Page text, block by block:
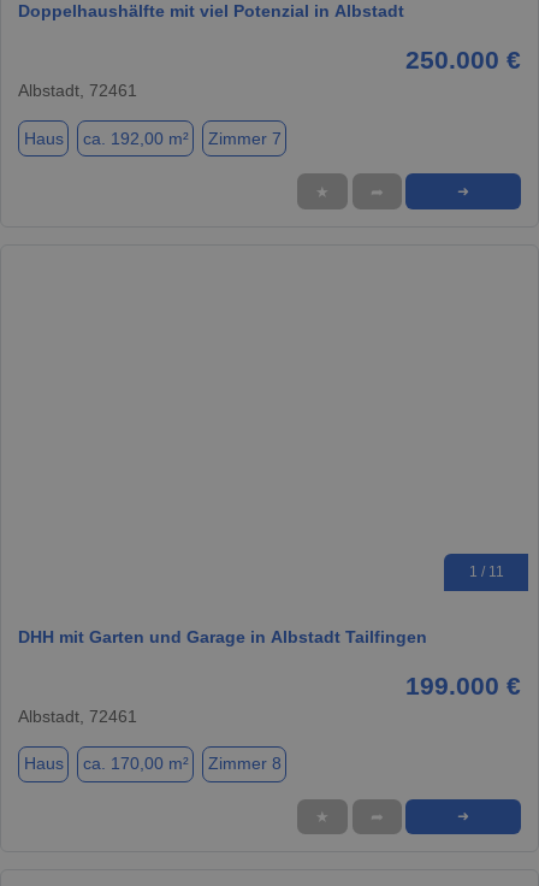
Doppelhaushälfte mit viel Potenzial in Albstadt
250.000 €
Albstadt, 72461
Haus ca. 192,00 m² Zimmer 7
★ ➦ ➜
1 / 11
DHH mit Garten und Garage in Albstadt Tailfingen
199.000 €
Albstadt, 72461
Haus ca. 170,00 m² Zimmer 8
★ ➦ ➜